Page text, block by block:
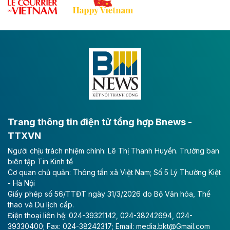
dự án sản xuất ray đường sắt và thép đặc biệt tại khu
kinh tế Dung Quất.
Keppel thoái toàn bộ vốn khỏi dự án
Empire City tại Thủ Thiêm
Tập đoàn Keppel (Singapore) bán toàn bộ 40% vốn
tại dự án Empire City với giá 270 triệu USD, chấm dứt
dự án.
Theo vnexpress.net
TP HCM cho phép chuyển mục đích sử
dụng gần 6.500 m2 đất làm khu nghỉ
dưỡng
UBND TP HCM cho phép Công ty Cổ phần Thủy Tiên
Bà Rịa - Vũng Tàu chuyển mục đích sử dụng gần
6.500 m2 đất tại phường Rạch Dừa để làm dự án Khu
Trang thông tin điện tử tổng hợp Bnews -
TTXVN
Người chịu trách nhiệm chính: Lê Thị Thanh Huyền. Trưởng ban
biên tập Tin Kinh tế
Cơ quan chủ quản: Thông tấn xã Việt Nam; Số 5 Lý Thường Kiệt
- Hà Nội
Giấy phép số 56/TTĐT ngày 31/3/2026 do Bộ Văn hóa, Thể
thao và Du lịch cấp.
Điện thoại liên hệ: 024-39321142, 024-38242694, 024-
39330400; Fax: 024-38242317; Email: media.bkt@Gmail.com